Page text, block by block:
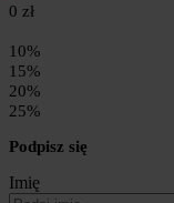
0 zł
10%
15%
20%
25%
Podpisz się
Imię